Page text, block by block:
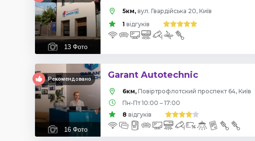
13 Фото
5км, вул. Гвардійська 20, Київ
1 відгуків
Рекомендовано
16 Фото
Garant Autotechnic
6км,
Повіртрофлотский проспект 64, Київ
Пн-Пт 10:00 – 17:00
8 відгуків